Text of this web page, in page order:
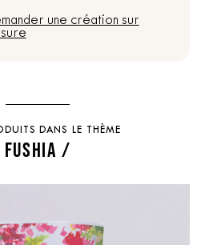
une création sur
DANS LE THÈME
FUSHIA /